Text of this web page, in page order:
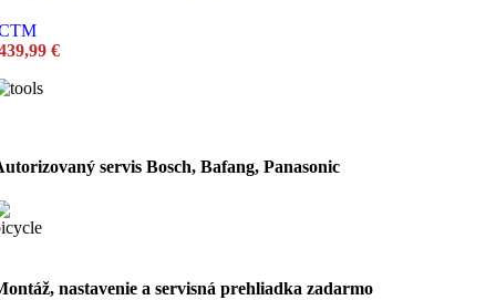
€
servis Bosch, Bafang, Panasonic
nastavenie a servisná prehliadka zadarmo